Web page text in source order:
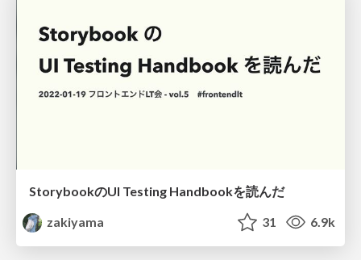
StorybookのUI Testing Handbookを読んだ
zakiyama
31 6.9k